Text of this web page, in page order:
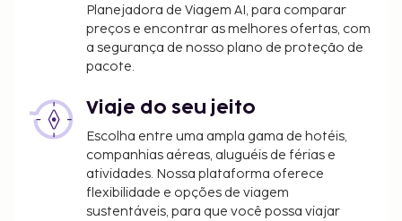
Planejadora de Viagem AI, para comparar
preços e encontrar as melhores ofertas, com
a segurança de nosso plano de proteção de
pacote.
Viaje do seu jeito
Escolha entre uma ampla gama de hotéis,
companhias aéreas, aluguéis de férias e
atividades. Nossa plataforma oferece
flexibilidade e opções de viagem
sustentáveis, para que você possa viajar